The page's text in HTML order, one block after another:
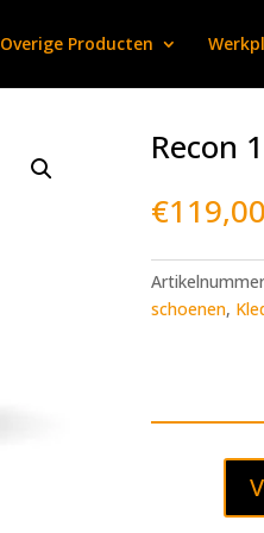
Overige Producten
Recon
€119,00
schoenen,